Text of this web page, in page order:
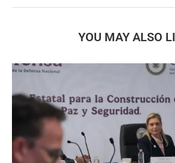
YOU MAY ALSO